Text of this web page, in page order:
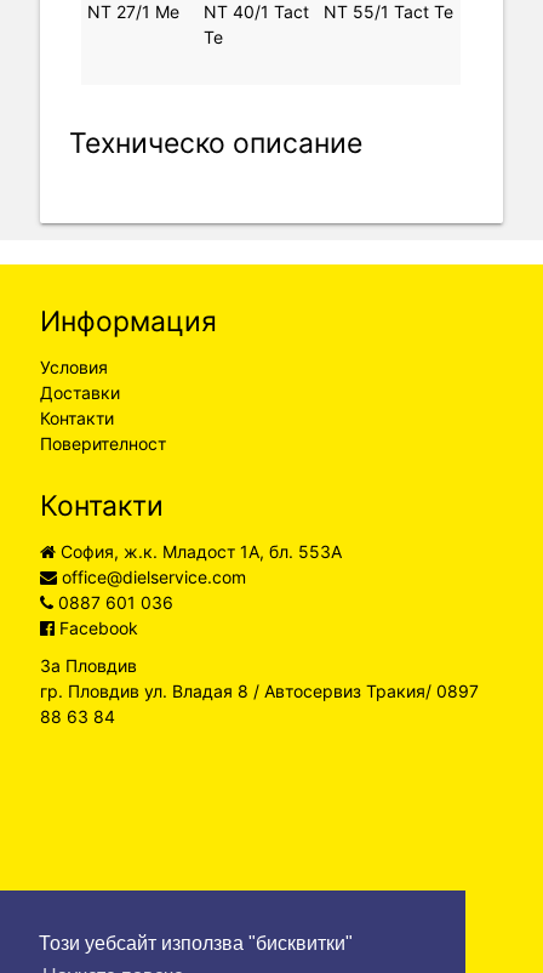
Този уебсайт използва "бисквитки"
NT 27/1 Me
NT 40/1 Tact
Te
NT 55/1 Tact Te
Техническо описание
Информация
Условия
Доставки
Контакти
Поверителност
Контакти
София, ж.к. Младост 1А, бл. 553А
office@dielservice.com
0887 601 036
Facebook
За Пловдив
гр. Пловдив ул. Владая 8 / Автосервиз Тракия/ 0897
88 63 84